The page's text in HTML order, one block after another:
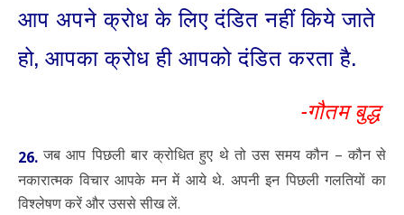
आप अपने क्रोध के लिए दंडित नहीं किये जाते
हो, आपका क्रोध ही आपको दंडित करता है.
-गौतम बुद्ध
26. जब आप पिछली बार क्रोधित हुए थे तो उस समय कौन – कौन से
नकारात्मक विचार आपके मन में आये थे. अपनी इन पिछली गलतियों का
विश्लेषण करें और उससे सीख लें.